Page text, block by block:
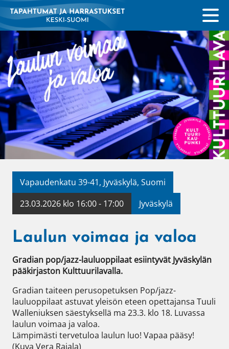
Vapaudenkatu 39-41, Jyväskylä, Suomi
23.03.2026 klo 16:00 - 17:00
Jyväskylä
Laulun voimaa ja valoa
Gradian pop/jazz-lauluoppilaat esiintyvät Jyväskylän
pääkirjaston Kulttuurilavalla.
Gradian taiteen perusopetuksen Pop/jazz-
lauluoppilaat astuvat yleisön eteen opettajansa Tuuli
Walleniuksen säestyksellä ma 23.3. klo 18. Luvassa
laulun voimaa ja valoa.
Lämpimästi tervetuloa laulun luo! Vapaa pääsy!
(Kuva Vera Rajala)